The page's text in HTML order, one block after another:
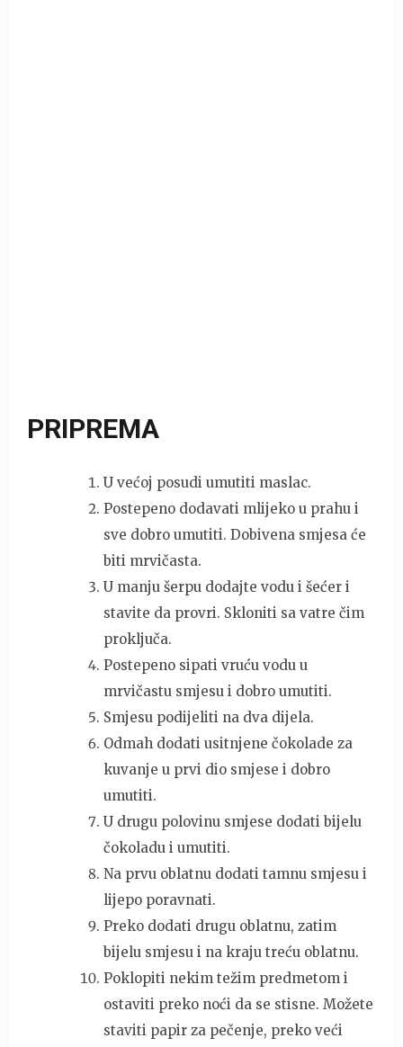
PRIPREMA
U većoj posudi umutiti maslac.
Postepeno dodavati mlijeko u prahu i
sve dobro umutiti. Dobivena smjesa će
biti mrvičasta.
U manju šerpu dodajte vodu i šećer i
stavite da provri. Skloniti sa vatre čim
proključa.
Postepeno sipati vruću vodu u
mrvičastu smjesu i dobro umutiti.
Smjesu podijeliti na dva dijela.
Odmah dodati usitnjene čokolade za
kuvanje u prvi dio smjese i dobro
umutiti.
U drugu polovinu smjese dodati bijelu
čokoladu i umutiti.
Na prvu oblatnu dodati tamnu smjesu i
lijepo poravnati.
Preko dodati drugu oblatnu, zatim
bijelu smjesu i na kraju treću oblatnu.
Poklopiti nekim težim predmetom i
ostaviti preko noći da se stisne. Možete
staviti papir za pečenje, preko veći